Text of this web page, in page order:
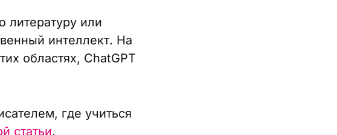
литературу или
интеллект. На
областях, ChatGPT
где учиться
статьи.